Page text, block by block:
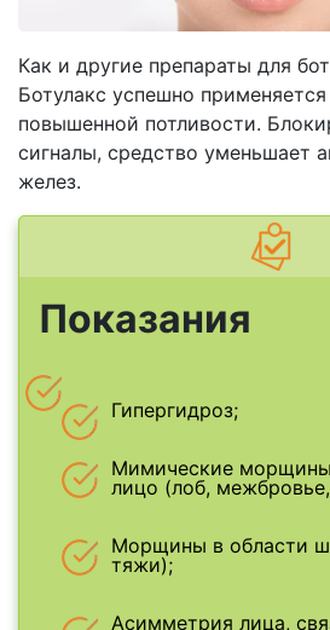
Как и другие препараты для
Ботулакс успешно
повышенной потливости.
сигналы, средство уменьшает
желез.
Показания
Гипергидроз;
Мимические морщины
лицо (лоб, межбровье,
Морщины в области
тяжи);
Асимметрия лица,